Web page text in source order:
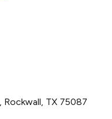
Rockwall, TX 75087